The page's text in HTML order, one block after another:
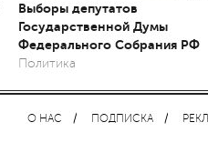
Выборы депутатов
Государственной Думы
Федерального Собрания РФ
Политика
О НАС ПОДПИСКА